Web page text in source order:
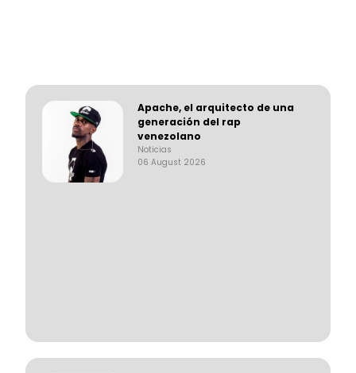
Apache, el arquitecto de una
generación del rap
venezolano
Noticias
06 August 2026